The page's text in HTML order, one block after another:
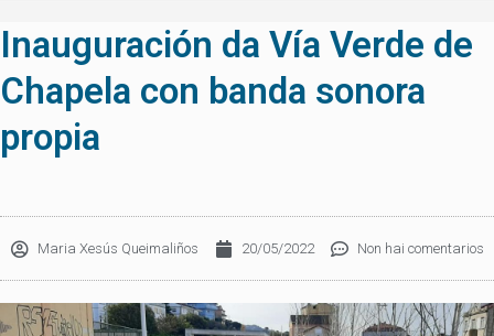
Inauguración da Vía Verde de
Chapela con banda sonora
propia
Maria Xesús Queimaliños 20/05/2022 Non hai comentarios